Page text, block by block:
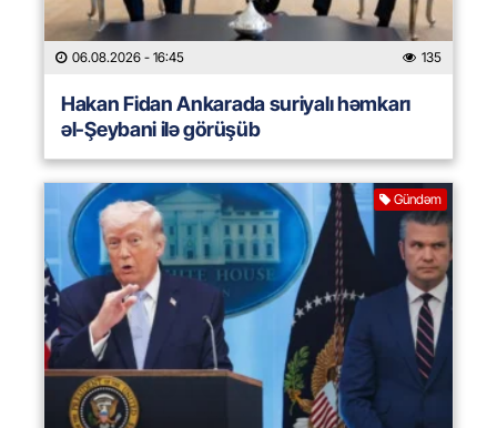
06.08.2026 - 16:45 135
Hakan Fidan Ankarada suriyalı həmkarı
əl-Şeybani ilə görüşüb
Gündəm